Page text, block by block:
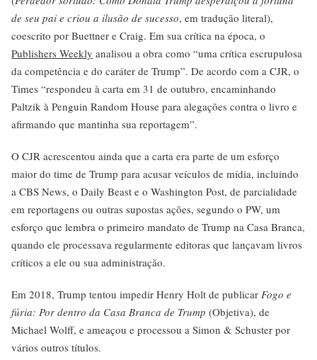
de seu pai e criou a ilusão de sucesso, em tradução literal),
coescrito por Buettner e Craig. Em sua crítica na época, o
Publishers Weekly analisou a obra como “uma crítica escrupulosa
da competência e do caráter de Trump”. De acordo com a CJR, o
Times “respondeu à carta em 31 de outubro, encaminhando
Paltzik à Penguin Random House para alegações contra o livro e
afirmando que mantinha sua reportagem”.
O CJR acrescentou ainda que a carta era parte de um esforço
maior do time de Trump para acusar veículos de mídia, incluindo
a CBS News, o Daily Beast e o Washington Post, de parcialidade
em reportagens ou outras supostas ações, segundo o PW, um
esforço que lembra o primeiro mandato de Trump na Casa Branca,
quando ele processava regularmente editoras que lançavam livros
críticos a ele ou sua administração.
Em 2018, Trump tentou impedir Henry Holt de publicar Fogo e
fúria: Por dentro da Casa Branca de Trump (Objetiva), de
Michael Wolff, e ameaçou e processou a Simon & Schuster por
vários outros títulos.